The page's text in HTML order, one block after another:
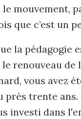
le mouvement,
que c’est un
la pédagogie
renouveau de
vous avez
près trente
investi dans